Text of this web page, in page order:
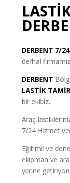
DERBENT 7/
derhal
DERBENT
LASTİK
bir ekibiz.
Araç
7/24 Hizmet
Eğitimli ve
ekipman ve
yerine